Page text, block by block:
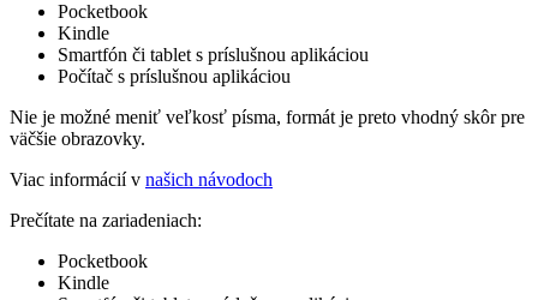
Pocketbook
Kindle
Smartfón či tablet s príslušnou aplikáciou
Počítač s príslušnou aplikáciou
Nie je možné meniť veľkosť písma, formát je preto vhodný skôr pre
väčšie obrazovky.
Viac informácií v našich návodoch
Prečítate na zariadeniach:
Pocketbook
Kindle